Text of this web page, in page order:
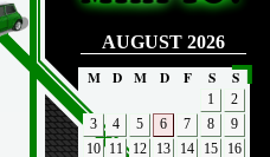
AUGUST 2026
M
D M D F S S
1
2
3
4 5 6 7 8
9
10
11 12 13 14 15
16